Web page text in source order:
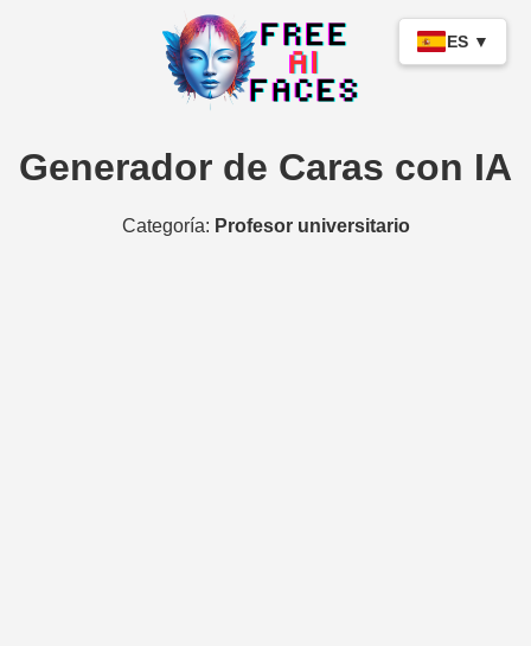
ES ▼
Generador de Caras con IA
Categoría: Profesor universitario